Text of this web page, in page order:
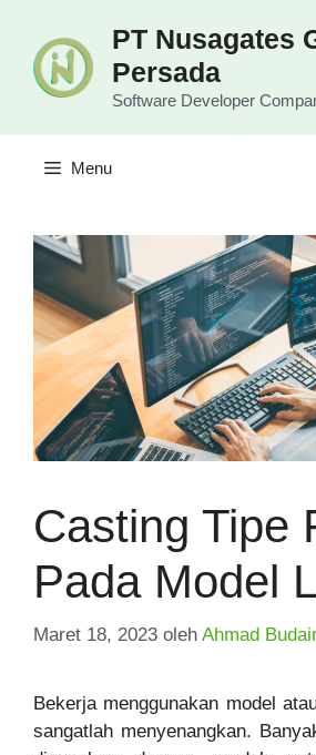
PT Nusagates
Persada
Software Developer
Menu
Casting Tipe
Pada Model
Maret 18, 2023 oleh Ahmad
Bekerja menggunakan model
sangatlah menyenangkan.